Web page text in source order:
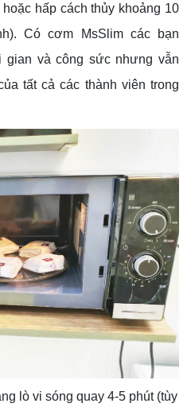
hấp cách thủy khoảng 10
Có cơm MsSlim các bạn
gian và công sức nhưng vẫn
tất cả các thành viên trong
lò vi sóng quay 4-5 phút (tùy